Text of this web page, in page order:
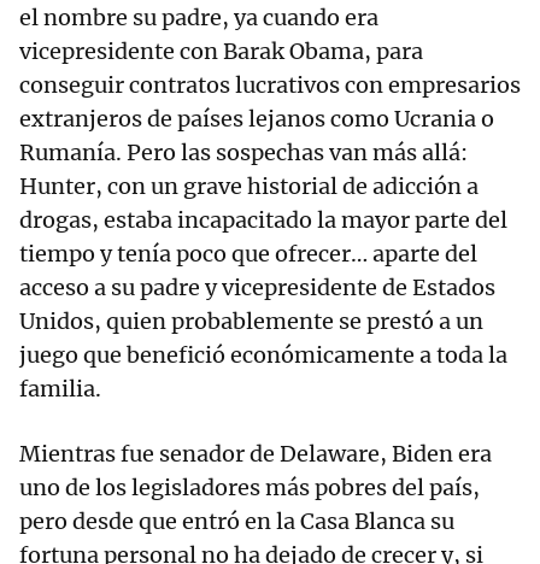
el nombre su padre, ya cuando era
vicepresidente con Barak Obama, para
conseguir contratos lucrativos con empresarios
extranjeros de países lejanos como Ucrania o
Rumanía. Pero las sospechas van más allá:
Hunter, con un grave historial de adicción a
drogas, estaba incapacitado la mayor parte del
tiempo y tenía poco que ofrecer… aparte del
acceso a su padre y vicepresidente de Estados
Unidos, quien probablemente se prestó a un
juego que benefició económicamente a toda la
familia.
Mientras fue senador de Delaware, Biden era
uno de los legisladores más pobres del país,
pero desde que entró en la Casa Blanca su
fortuna personal no ha dejado de crecer y, si